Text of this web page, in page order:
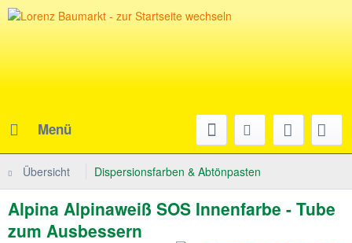
Menü
Übersicht Dispersionsfarben & Abtönpasten
Alpina Alpinaweiß SOS Innenfarbe - Tube
zum Ausbessern